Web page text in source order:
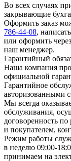
Во всех случаях
закрывающие
Оформить заказ
786-44-08,
или оформить
наш менеджер.
Гарантийный
Наша компания
официальной
Гарантийное
авторизованными
Мы всегда
обслуживания,
договоренность
и покупателем,
Режим работы
в неделю 09:00-
принимаем на